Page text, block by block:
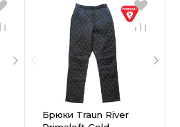
Брюки Traun River